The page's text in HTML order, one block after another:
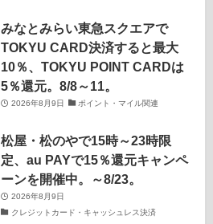
みなとみらい東急スクエアで
TOKYU CARD決済すると最大
10％、TOKYU POINT CARDは
5％還元。8/8～11。
2026年8月9日 ポイント・マイル関連
松屋・松のやで15時～23時限
定、au PAYで15％還元キャンペ
ーンを開催中。～8/23。
2026年8月9日
クレジットカード・キャッシュレス決済